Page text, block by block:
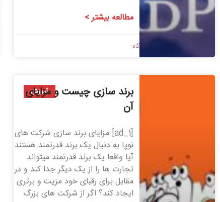
مطالعه بیشتر >
بدون دیدگاه
آموزش
برند سازی چیست و مزایای
آن
[ad_1] مزایای برند سازی شرکت های
نوپا به دنبال یک برند قدرتمند هستند
آیا واقعا یک برند قدرتمند میتواند
تجارت ها را از یک دیگر جدا کند و در
مقابل برای رقبای خود مزیت و برتری
ایجاد کند؟ اگر از شرکت های بزرگ